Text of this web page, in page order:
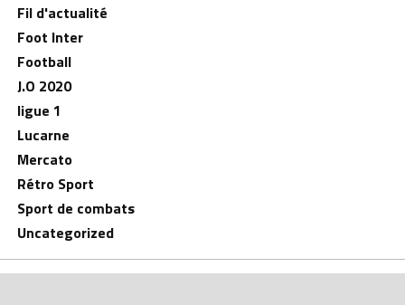
Fil d'actualité
Foot Inter
Football
J.O 2020
ligue 1
Lucarne
Mercato
Rétro Sport
Sport de combats
Uncategorized